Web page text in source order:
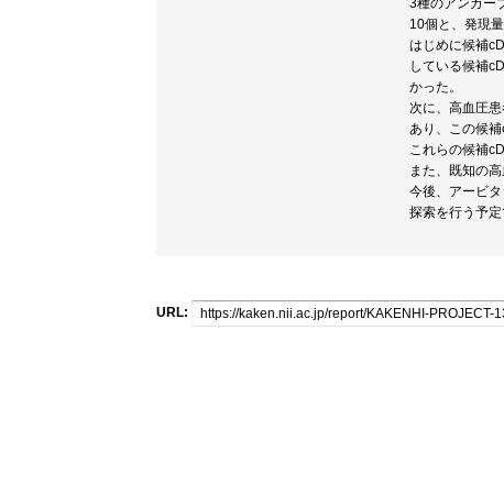
3種のアンカー
10個と、発現
はじめに候補
している候補
かった。
次に、高血圧
あり、この候
これらの候補
また、既知の
今後、アービ
探索を行う予定
URL: